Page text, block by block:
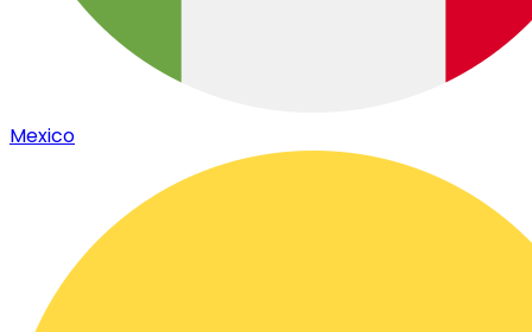
Mexico